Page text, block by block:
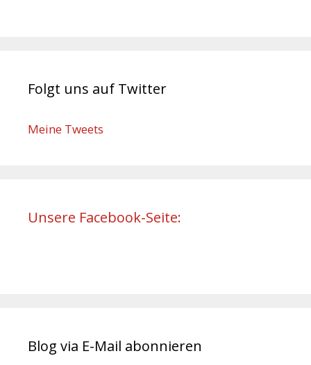
Folgt uns auf Twitter
Meine Tweets
Unsere Facebook-Seite:
Blog via E-Mail abonnieren